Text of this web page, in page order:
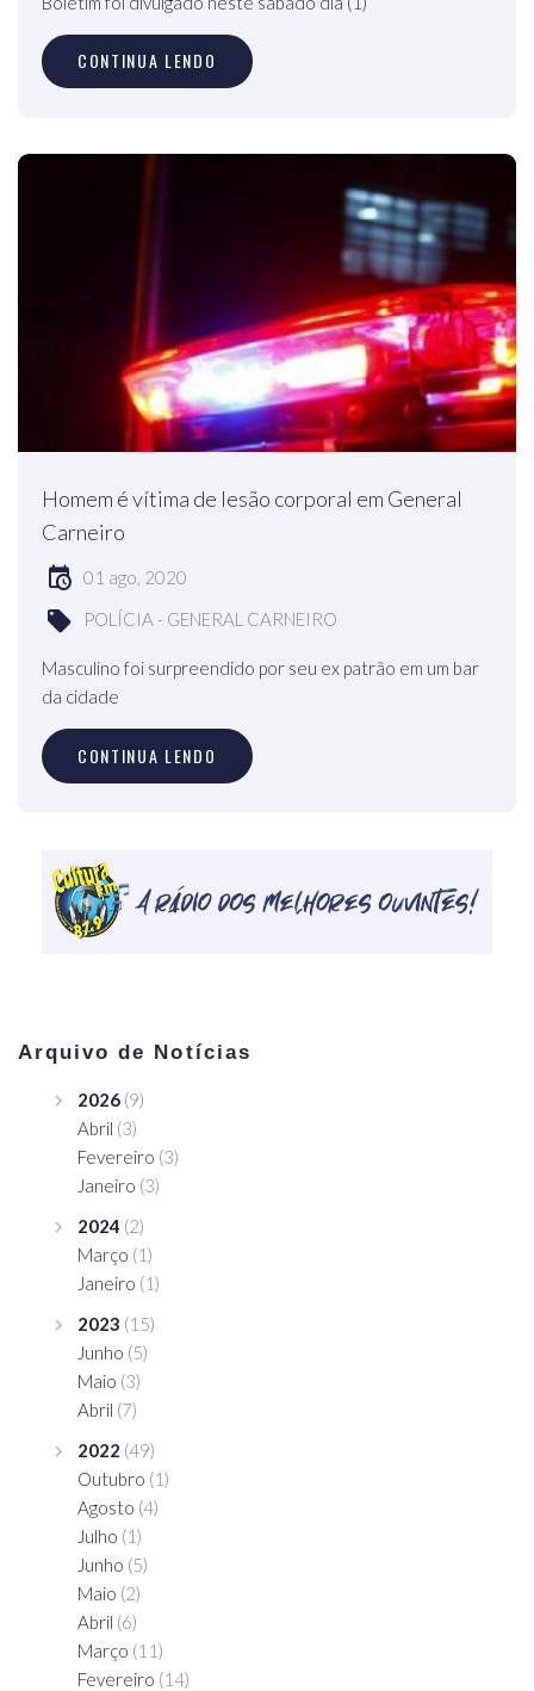
CONTINUA LENDO
Homem é vítima de lesão corporal em General
Carneiro
01 ago, 2020
POLÍCIA - GENERAL CARNEIRO
Masculino foi surpreendido por seu ex patrão em um bar
da cidade
CONTINUA LENDO
Arquivo de Notícias
2026 (9)
Abril (3)
Fevereiro (3)
Janeiro (3)
2024 (2)
Março (1)
Janeiro (1)
2023 (15)
Junho (5)
Maio (3)
Abril (7)
2022 (49)
Outubro (1)
Agosto (4)
Julho (1)
Junho (5)
Maio (2)
Abril (6)
Março (11)
Fevereiro (14)